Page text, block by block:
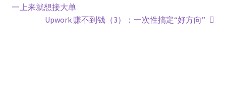
一上来就想接大单
Upwork 赚不到钱（3）：一次性搞定“好方向”